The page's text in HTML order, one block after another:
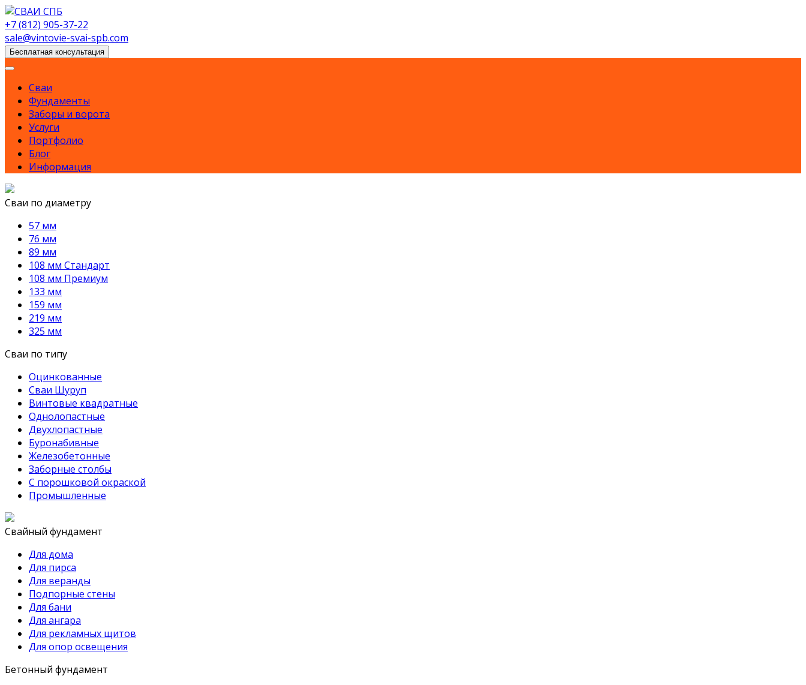
Skip
to
content
+7 (812) 905-37-22
sale@vintovie-svai-spb.com
Бесплатная консультация
Сваи
Фундаменты
Заборы и ворота
Услуги
Портфолио
Блог
Информация
Сваи по диаметру
57 мм
76 мм
89 мм
108 мм Стандарт
108 мм Премиум
133 мм
159 мм
219 мм
325 мм
Сваи по типу
Оцинкованные
Сваи Шуруп
Винтовые квадратные
Однолопастные
Двухлопастные
Буронабивные
Железобетонные
Заборные столбы
С порошковой окраской
Промышленные
Свайный фундамент
Для дома
Для пирса
Для веранды
Подпорные стены
Для бани
Для ангара
Для рекламных щитов
Для опор освещения
Бетонный фундамент